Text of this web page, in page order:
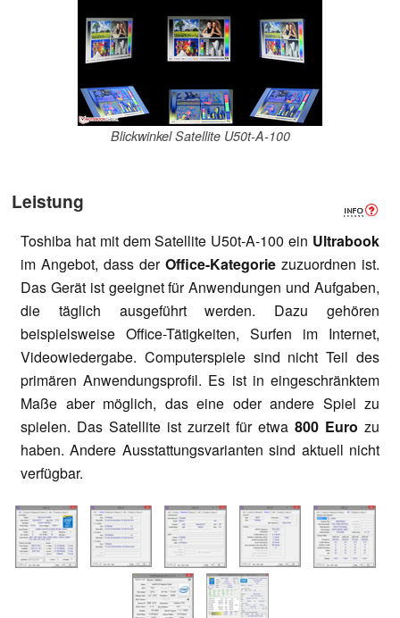
Blickwinkel Satellite U50t-A-100
Leistung
Toshiba hat mit dem Satellite U50t-A-100 ein Ultrabook
im Angebot, dass der Office-Kategorie zuzuordnen ist.
Das Gerät ist geeignet für Anwendungen und Aufgaben,
die täglich ausgeführt werden. Dazu gehören
beispielsweise Office-Tätigkeiten, Surfen im Internet,
Videowiedergabe. Computerspiele sind nicht Teil des
primären Anwendungsprofil. Es ist in eingeschränktem
Maße aber möglich, das eine oder andere Spiel zu
spielen. Das Satellite ist zurzeit für etwa 800 Euro zu
haben. Andere Ausstattungsvarianten sind aktuell nicht
verfügbar.